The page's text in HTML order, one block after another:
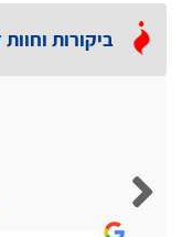
ביקורות